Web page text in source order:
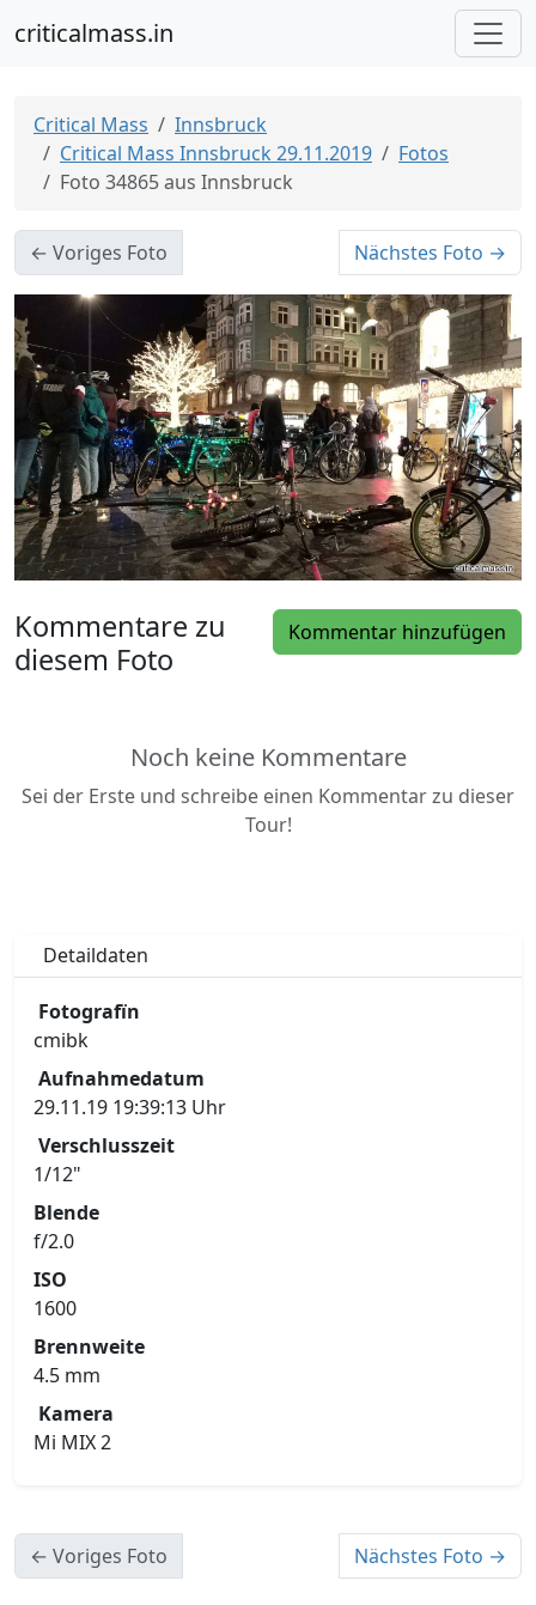
criticalmass.in
Critical Mass
Innsbruck
Critical Mass Innsbruck 29.11.2019
Fotos
Foto 34865 aus Innsbruck
← Voriges Foto Nächstes Foto →
Kommentar hinzufügen
Kommentare zu
diesem Foto
Noch keine Kommentare
Sei der Erste und schreibe einen Kommentar zu dieser
Tour!
Detaildaten
Fotografïn
cmibk
Aufnahmedatum
29.11.19 19:39:13 Uhr
Verschlusszeit
1/12"
Blende
f/2.0
ISO
1600
Brennweite
4.5 mm
Kamera
Mi MIX 2
← Voriges Foto Nächstes Foto →